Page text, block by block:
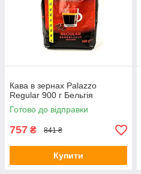
Кава в зернах Palazzo
Regular 900 г Бельгія
Готово до відправки
757 ₴ 841 ₴
Купити